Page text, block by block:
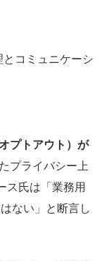
コミュニケーシ
プトアウト）が
プライバシー上
ス氏は「業務用
ない」と断言し